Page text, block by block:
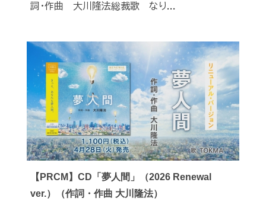
詞・作曲 大川隆法総裁歌 なり...
【PRCM】CD「夢人間」（2026 Renewal
ver.）（作詞・作曲 大川隆法）